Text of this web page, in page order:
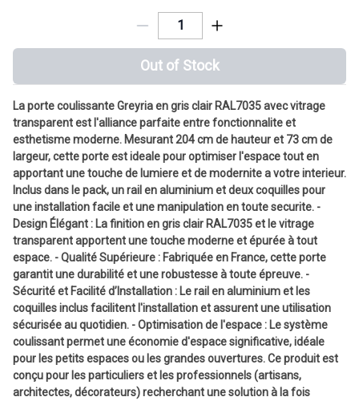
Out of Stock
La porte coulissante Greyria en gris clair RAL7035 avec vitrage
transparent est l'alliance parfaite entre fonctionnalite et
esthetisme moderne. Mesurant 204 cm de hauteur et 73 cm de
largeur, cette porte est ideale pour optimiser l'espace tout en
apportant une touche de lumiere et de modernite a votre interieur.
Inclus dans le pack, un rail en aluminium et deux coquilles pour
une installation facile et une manipulation en toute securite. -
Design Élégant : La finition en gris clair RAL7035 et le vitrage
transparent apportent une touche moderne et épurée à tout
espace. - Qualité Supérieure : Fabriquée en France, cette porte
garantit une durabilité et une robustesse à toute épreuve. -
Sécurité et Facilité d’Installation : Le rail en aluminium et les
coquilles inclus facilitent l'installation et assurent une utilisation
sécurisée au quotidien. - Optimisation de l'espace : Le système
coulissant permet une économie d'espace significative, idéale
pour les petits espaces ou les grandes ouvertures. Ce produit est
conçu pour les particuliers et les professionnels (artisans,
architectes, décorateurs) recherchant une solution à la fois